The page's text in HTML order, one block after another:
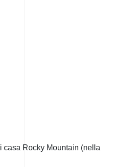
casa Rocky Mountain (nella